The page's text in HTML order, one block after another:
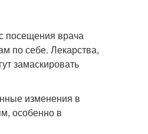
посещения врача
по себе. Лекарства,
замаскировать
изменения в
особенно в